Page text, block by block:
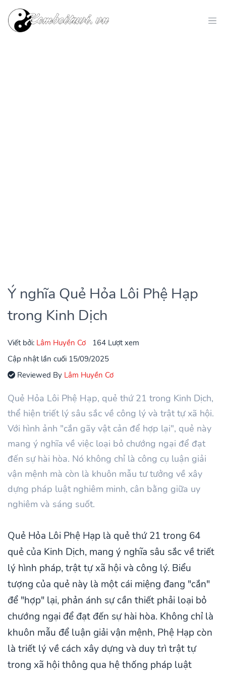
Ý nghĩa Quẻ Hỏa Lôi Phệ Hạp
trong Kinh Dịch
Viết bởi: Lâm Huyền Cơ
164 Lượt xem
Cập nhật lần cuối 15/09/2025
Reviewed By Lâm Huyền Cơ
Quẻ Hỏa Lôi Phệ Hạp, quẻ thứ 21 trong Kinh Dịch,
thể hiện triết lý sâu sắc về công lý và trật tự xã hội.
Với hình ảnh "cắn gãy vật cản để hợp lại", quẻ này
mang ý nghĩa về việc loại bỏ chướng ngại để đạt
đến sự hài hòa. Nó không chỉ là công cụ luận giải
vận mệnh mà còn là khuôn mẫu tư tưởng về xây
dựng pháp luật nghiêm minh, cân bằng giữa uy
nghiêm và sáng suốt.
Quẻ Hỏa Lôi Phệ Hạp là quẻ thứ 21 trong 64
quẻ của Kinh Dịch, mang ý nghĩa sâu sắc về triết
lý hình pháp, trật tự xã hội và công lý. Biểu
tượng của quẻ này là một cái miệng đang "cắn"
để "hợp" lại, phản ánh sự cần thiết phải loại bỏ
chướng ngại để đạt đến sự hài hòa. Không chỉ là
khuôn mẫu để luận giải vận mệnh, Phệ Hạp còn
là triết lý về cách xây dựng và duy trì trật tự
trong xã hội thông qua hệ thống pháp luật